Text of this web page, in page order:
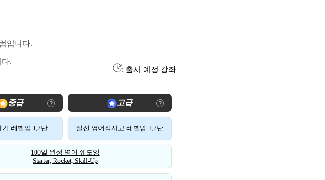
입니다.
.
: 출시 예정 강좌
중급 고급
기 레벨업 1,2탄 실전 영어식사고 레벨업 1,2탄
100일 완성 영어 쉐도잉
Starter, Rocket, Skill-Up